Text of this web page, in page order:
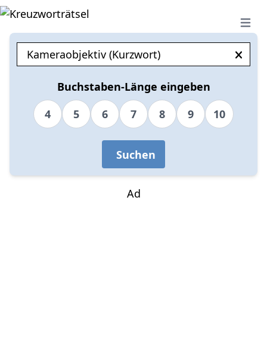
Open
Buchstaben-Länge eingeben
4
5 6 7 8 9 10
Suchen
Ad